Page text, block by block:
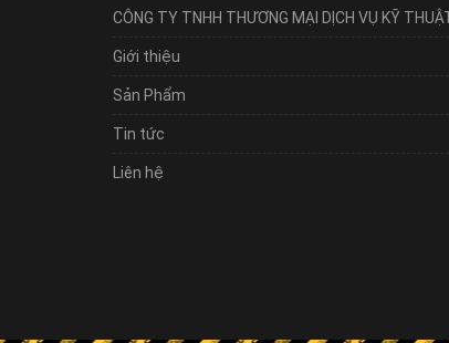
CÔNG TY TNHH THƯƠNG MẠI DỊCH VỤ KỸ
Giới thiệu
Sản Phẩm
Tin tức
Liên hệ